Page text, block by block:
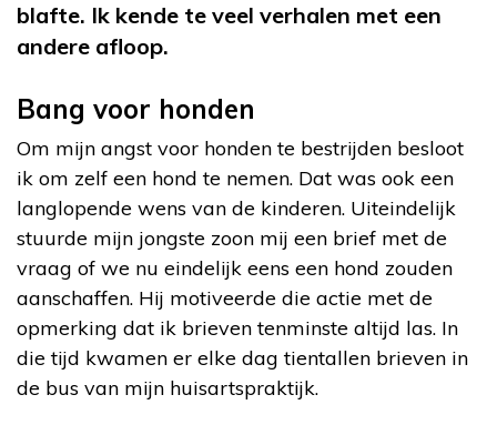
blafte. Ik kende te veel verhalen met een
andere afloop.
Bang voor honden
Om mijn angst voor honden te bestrijden besloot
ik om zelf een hond te nemen. Dat was ook een
langlopende wens van de kinderen. Uiteindelijk
stuurde mijn jongste zoon mij een brief met de
vraag of we nu eindelijk eens een hond zouden
aanschaffen. Hij motiveerde die actie met de
opmerking dat ik brieven tenminste altijd las. In
die tijd kwamen er elke dag tientallen brieven in
de bus van mijn huisartspraktijk.